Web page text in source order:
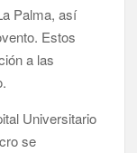
Palma, así
Estos
a las
Universitario
se